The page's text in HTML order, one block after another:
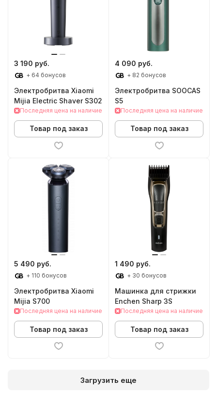
3 190 руб.
+ 64 бонусов
Электробритва Xiaomi
Mijia Electric Shaver S302
Последняя цена на наличие
Товар под заказ
4 090 руб.
+ 82 бонусов
Электробритва SOOCAS
S5
Последняя цена на наличие
Товар под заказ
5 490 руб.
+ 110 бонусов
Электробритва Xiaomi
Mijia S700
Последняя цена на наличие
Товар под заказ
1 490 руб.
+ 30 бонусов
Машинка для стрижки
Enchen Sharp 3S
Последняя цена на наличие
Товар под заказ
Загрузить еще